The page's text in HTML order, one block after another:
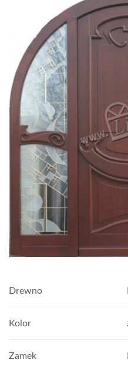
Drewno
Kolor
Zamek